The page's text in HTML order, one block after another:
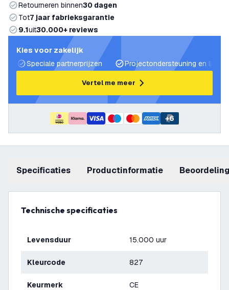
Retourneren binnen30 dagen
Tot7 jaar fabrieksgarantie
9.1uit30.000+ reviews
Kies voor zakelijk
Speciale partnerprijzen
Projectondersteuning en
Vertel me meer
+6
Specificaties productinformatie
Technische specificaties
Levensduur 15.000 uur
Kleurcode 827
Keurmerk CE